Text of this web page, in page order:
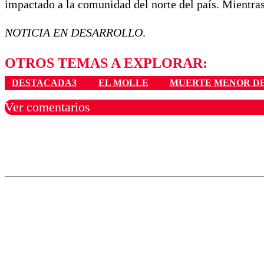
impactado a la comunidad del norte del país.
NOTICIA EN DESARROLLO.
OTROS TEMAS A EXPLORAR:
DESTACADA3 EL MOLLE MUERTE MENOR
Ver comentarios